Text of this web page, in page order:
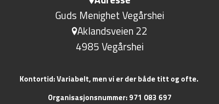
Guds Menighet Vegårshei
Aklandsveien 22
4985 Vegårshei
Kontortid: Variabelt, men vi er der både titt og ofte.
Organisasjonsnummer: 971 083 697